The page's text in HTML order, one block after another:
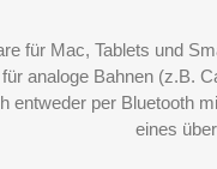
für Mac, Tablets und
analoge Bahnen (z.B.
entweder per Bluetooth
eines über